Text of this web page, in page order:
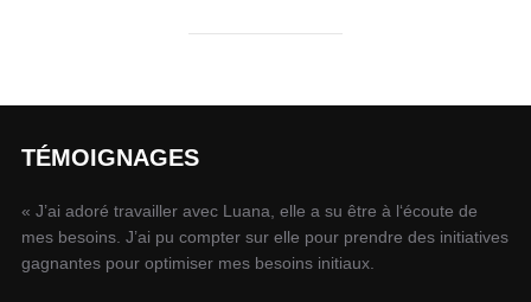
TÉMOIGNAGES
« J’ai adoré travailler avec Luana, elle a su être à l‘écoute de
mes besoins. J’ai pu compter sur elle pour prendre des initiatives
gagnantes pour optimiser mes besoins initiaux.